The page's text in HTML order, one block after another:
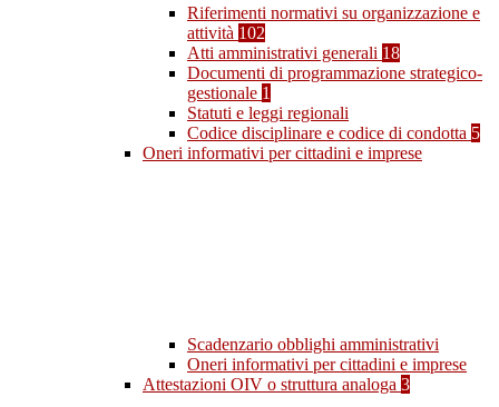
Riferimenti normativi su organizzazione e
attività 102
Atti amministrativi generali 18
Documenti di programmazione strategico-
gestionale 1
Statuti e leggi regionali
Codice disciplinare e codice di condotta 5
Oneri informativi per cittadini e imprese
Scadenzario obblighi amministrativi
Oneri informativi per cittadini e imprese
Attestazioni OIV o struttura analoga 3